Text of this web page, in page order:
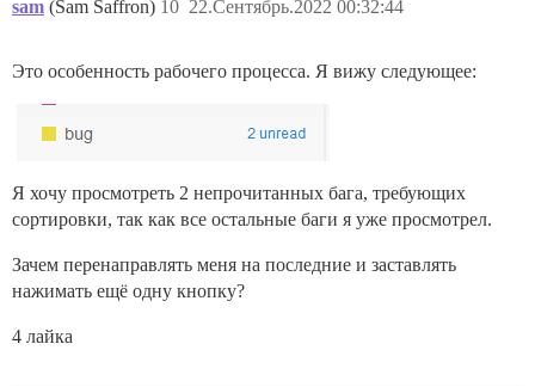
sam (Sam Saffron) 22.Сентябрь.2022 00:32:44
10
Это особенность рабочего процесса. Я вижу следующее:
Я хочу просмотреть 2 непрочитанных бага, требующих
сортировки, так как все остальные баги я уже просмотрел.
Зачем перенаправлять меня на последние и заставлять
нажимать ещё одну кнопку?
4 лайка